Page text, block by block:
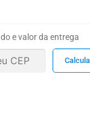
e valor da entrega